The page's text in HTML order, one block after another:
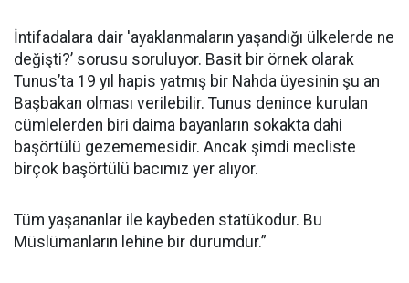
İntifadalara dair 'ayaklanmaların yaşandığı ülkelerde ne
değişti?’ sorusu soruluyor. Basit bir örnek olarak
Tunus’ta 19 yıl hapis yatmış bir Nahda üyesinin şu an
Başbakan olması verilebilir. Tunus denince kurulan
cümlelerden biri daima bayanların sokakta dahi
başörtülü gezememesidir. Ancak şimdi mecliste
birçok başörtülü bacımız yer alıyor.
Tüm yaşananlar ile kaybeden statükodur. Bu
Müslümanların lehine bir durumdur.”